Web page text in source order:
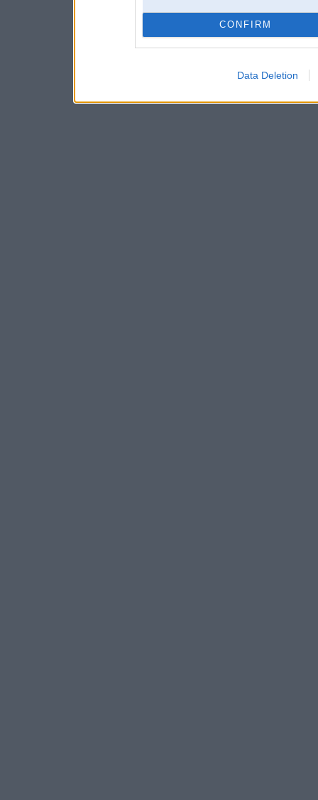
CONFIRM
Data Deletion